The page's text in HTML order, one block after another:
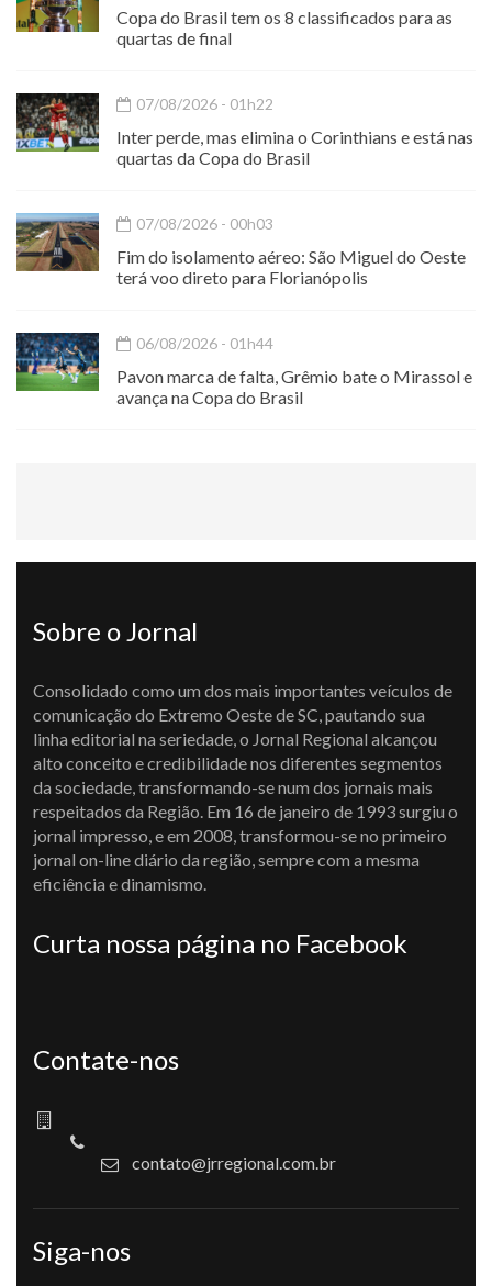
Copa do Brasil tem os 8 classificados para as
quartas de final
07/08/2026 - 01h22
Inter perde, mas elimina o Corinthians e está nas
quartas da Copa do Brasil
07/08/2026 - 00h03
Fim do isolamento aéreo: São Miguel do Oeste
terá voo direto para Florianópolis
06/08/2026 - 01h44
Pavon marca de falta, Grêmio bate o Mirassol e
avança na Copa do Brasil
Sobre o Jornal
Consolidado como um dos mais importantes veículos de
comunicação do Extremo Oeste de SC, pautando sua
linha editorial na seriedade, o Jornal Regional alcançou
alto conceito e credibilidade nos diferentes segmentos
da sociedade, transformando-se num dos jornais mais
respeitados da Região. Em 16 de janeiro de 1993 surgiu o
jornal impresso, e em 2008, transformou-se no primeiro
jornal on-line diário da região, sempre com a mesma
eficiência e dinamismo.
Curta nossa página no Facebook
Contate-nos
contato@jrregional.com.br
Siga-nos